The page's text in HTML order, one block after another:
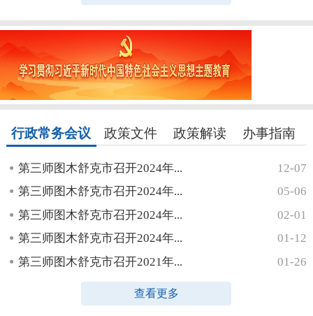
行政常务会议 政策文件 政策解读 办事指南
第三师图木舒克市召开2024年...
12-07
第三师图木舒克市召开2024年...
05-06
第三师图木舒克市召开2024年...
02-01
第三师图木舒克市召开2024年...
01-12
第三师图木舒克市召开2021年...
01-26
查看更多